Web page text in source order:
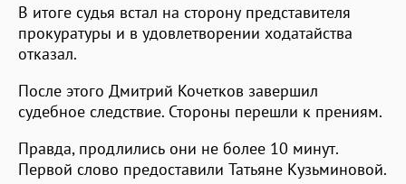
В итоге судья встал на сторону представителя
прокуратуры и в удовлетворении ходатайства
отказал.
После этого Дмитрий Кочетков завершил
судебное следствие. Стороны перешли к прениям.
Правда, продлились они не более 10 минут.
Первой слово предоставили Татьяне Кузьминовой.